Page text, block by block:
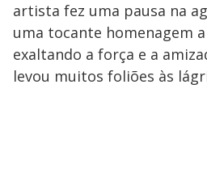
artista fez uma pausa na
uma tocante homenagem a
exaltando a força e a
levou muitos foliões às